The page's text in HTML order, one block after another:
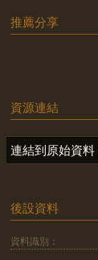
推薦分享
資源連結
連結到原始資料
後設資料
資料識別：